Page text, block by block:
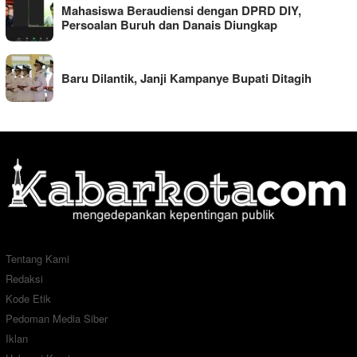
Mahasiswa Beraudiensi dengan DPRD DIY,
Persoalan Buruh dan Danais Diungkap
Baru Dilantik, Janji Kampanye Bupati Ditagih
Tentang Kami
Redaksi
Kode Etik
Pedoman Media Siber
Iklan